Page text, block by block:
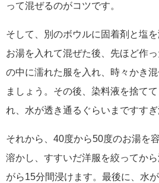
って混ぜるのがコツです。
そして、別のボウルに固着剤と塩
お湯を入れて混ぜた後、先ほど作
の中に濡れた服を入れ、時々かき
ましょう。その後、染料液を捨て
れ、水が透き通るぐらいまですすぎ
それから、40度から50度のお湯を
溶かし、すすいだ洋服を絞ってか
がら15分間浸けます。最後に、水